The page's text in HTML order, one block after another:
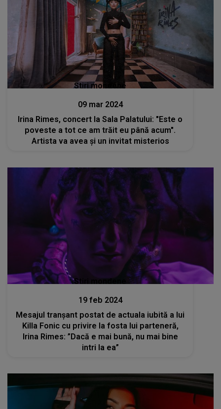
Stiri mondene
09 mar 2024
Irina Rimes, concert la Sala Palatului: "Este o
poveste a tot ce am trăit eu până acum".
Artista va avea și un invitat misterios
Stiri mondene
19 feb 2024
Mesajul tranșant postat de actuala iubită a lui
Killa Fonic cu privire la fosta lui parteneră,
Irina Rimes: ”Dacă e mai bună, nu mai bine
intri la ea”